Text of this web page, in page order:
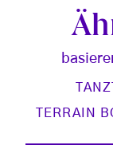
TERRAIN